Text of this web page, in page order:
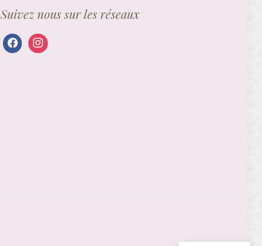
Suivez nous sur les réseaux
facebookinstagram